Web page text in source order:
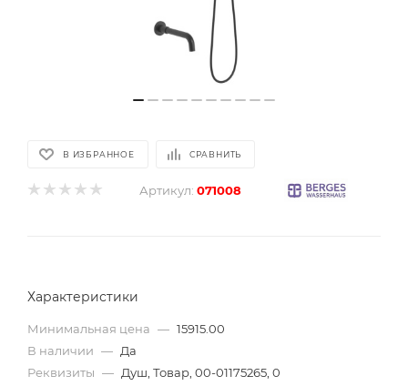
В ИЗБРАННОЕ СРАВНИТЬ
Артикул: 071008
Характеристики
Минимальная цена — 15915.00
В наличии — Да
Реквизиты — Душ, Товар, 00-01175265, 0